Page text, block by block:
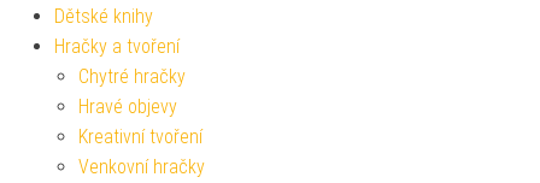
Dětské knihy
Hračky a tvoření
Chytré hračky
Hravé objevy
Kreativní tvoření
Venkovní hračky